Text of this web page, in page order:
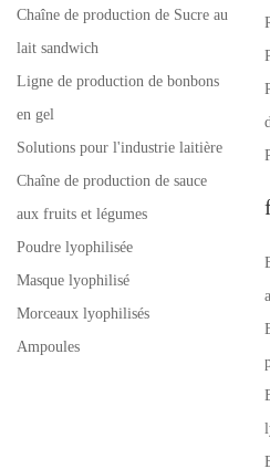
Chaîne de production de Sucre au
lait sandwich
Ligne de production de bonbons
en gel
Solutions pour l'industrie laitière
Chaîne de production de sauce
aux fruits et légumes
Poudre lyophilisée
Masque lyophilisé
Morceaux lyophilisés
Ampoules